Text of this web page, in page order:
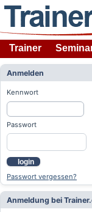
Trainer
Anmelden
Kennwort
Passwort
login
Passwort vergessen?
Anmeldung bei